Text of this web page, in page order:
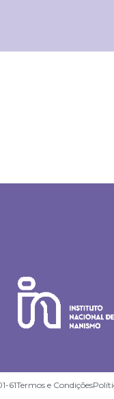
61Termos e Condições